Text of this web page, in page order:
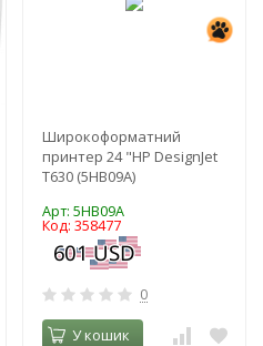
Широкоформатний
принтер 24 "HP DesignJet
T630 (5HB09A)
Арт: 5HB09A
Код: 358477
0
У кошик